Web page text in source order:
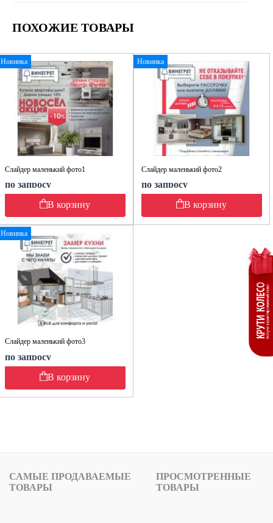
ПОХОЖИЕ ТОВАРЫ
Новинка
Слайдер маленький фото1
по запросу
В корзину
Новинка
Слайдер маленький фото2
по запросу
В корзину
Новинка
Слайдер маленький фото3
по запросу
В корзину
САМЫЕ ПРОДАВАЕМЫЕ
ТОВАРЫ
ПРОСМОТРЕННЫЕ
ТОВАРЫ